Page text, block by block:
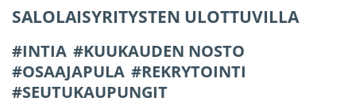
SALOLAISYRITYSTEN ULOTTUVILLA
INTIA
KUUKAUDEN NOSTO
OSAAJAPULA
REKRYTOINTI
SEUTUKAUPUNGIT